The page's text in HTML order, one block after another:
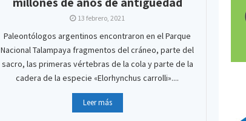
13 febrero, 2021
Paleontólogos argentinos encontraron en el Parque
Nacional Talampaya fragmentos del cráneo, parte del
sacro, las primeras vértebras de la cola y parte de la
cadera de la especie «Elorhynchus carrolli»....
Leer más